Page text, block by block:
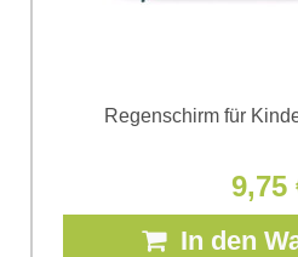
Regenschirm für
9,75
In den